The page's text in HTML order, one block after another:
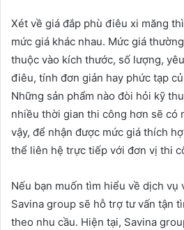
Xét về giá đắp phù điêu xi măng
mức giá khác nhau. Mức giá
thuộc vào kích thước, số lượng,
điêu, tính đơn giản hay phức tạp
Những sản phẩm nào đòi hỏi kỹ
nhiều thời gian thi công hơn sẽ có
vậy, để nhận được mức giá thích
thể liên hệ trực tiếp với đơn vị thi
Nếu bạn muốn tìm hiểu về dịch vụ
Savina group sẽ hỗ trợ tư vấn tận
theo nhu cầu. Hiện tại, Savina